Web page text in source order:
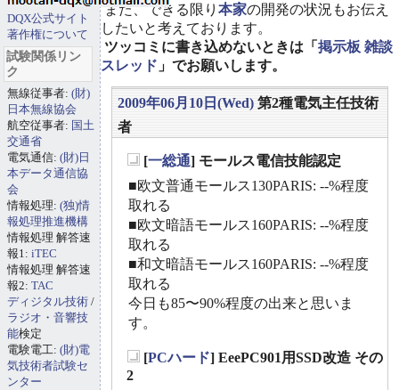
また、できる限り 本家の開発の状況もお伝え
したいと考えております。
ツッコミに書き込めないときは「 掲示板 雑談
スレッド 」でお願いします。
2009年06月10日(Wed) 第2種電気主任技術
者
[一総通] モールス電信技能認定
■欧文普通モールス130PARIS: --%程度
取れる
■欧文暗語モールス160PARIS: --%程度
取れる
■和文暗語モールス160PARIS: --%程度
取れる
今日も85〜90%程度の出来と思いま
す。
[PCハード] EeePC901用SSD改造 その
2
DQX公式サイト
著作権について
試験関係リン
ク
無線従事者: (財)
日本無線協会
航空従事者: 国土
交通省
電気通信: (財)日
本データ通信協
会
情報処理: (独)情
報処理推進機構
情報処理 解答速
報1: iTEC
情報処理 解答速
報2: TAC
ディジタル技術 /
ラジオ・音響技
能検定
電験電工: (財)電
気技術者試験セ
ンター